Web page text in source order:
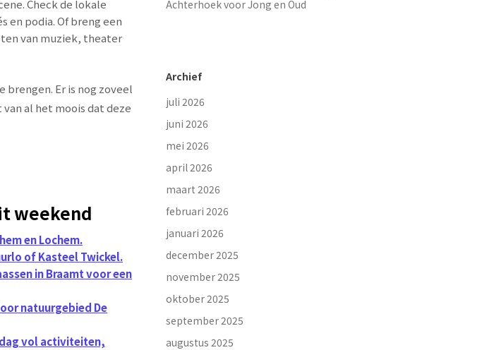
Check de lokale
en podia. Of breng een
van muziek, theater
brengen. Er is nog zoveel
al het moois dat deze
weekend
en Lochem.
of Kasteel Twickel.
in Braamt voor een
natuurgebied De
vol activiteiten,
Achterhoek voor Jong en Oud
Archief
juli 2026
juni 2026
mei 2026
april 2026
maart 2026
februari 2026
januari 2026
december 2025
november 2025
oktober 2025
september 2025
augustus 2025